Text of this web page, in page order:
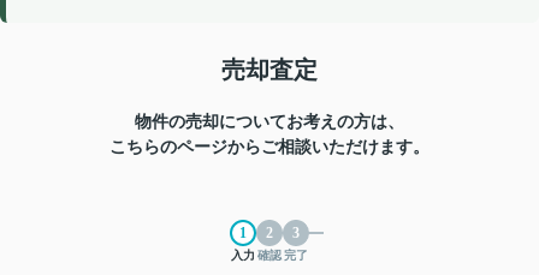
売却査定
物件の売却についてお考えの方は、
こちらのページからご相談いただけます。
入力 確認完了